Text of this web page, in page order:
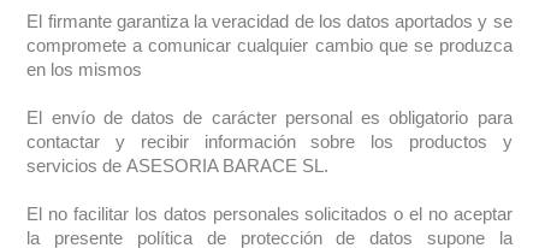
El firmante garantiza la veracidad de los datos aportados y se
compromete a comunicar cualquier cambio que se produzca
en los mismos
El envío de datos de carácter personal es obligatorio para
contactar y recibir información sobre los productos y
servicios deASESORIA BARACE SL.
El no facilitar los datos personales solicitados o el no aceptar
la presente política de protección de datos supone la